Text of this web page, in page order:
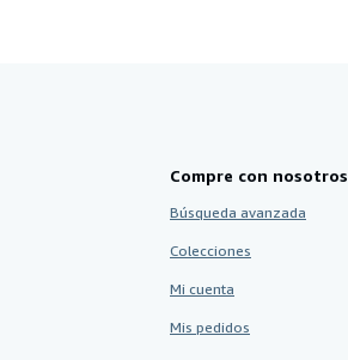
Compre con nosotros
Búsqueda avanzada
Colecciones
Mi cuenta
Mis pedidos